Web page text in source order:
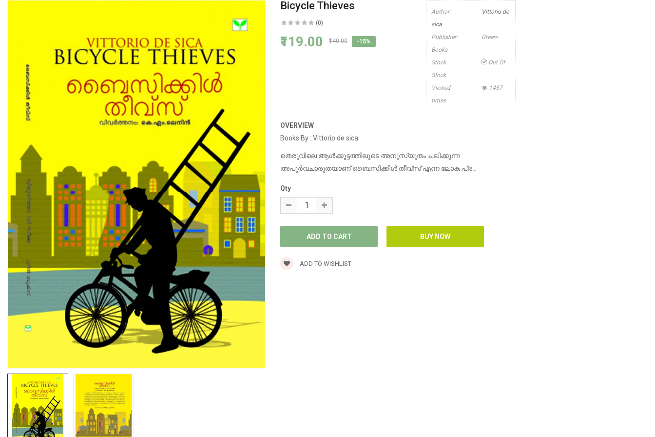
Bicycle Thieves
(0)
₹119.00 ₹140.00 -15%
Author:
Vittorio de
sica
Publisher:
Green-
Books
Stock
Out Of
Stock
Viewed
1457
times
OVERVIEW
Books By : Vittorio de sica
തെരുവിലെ ആൾക്കൂട്ടത്തിലൂടെ അനുസ്യുതം ചലിക്കുന്ന
അപൂർവചാരുതയാണ് ബൈസിക്കിൾ തീവ്സ് എന്ന ലോക പ്ര...
Qty
ADD TO WISHLIST